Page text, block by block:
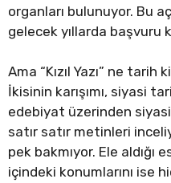
organları bulunuyor. Bu
gelecek yıllarda başvuru
Ama “Kızıl Yazı” ne
İkisinin karışımı, siyasi
edebiyat üzerinden
satır satır metinleri
pek bakmıyor. Ele aldığı
içindeki konumlarını ise